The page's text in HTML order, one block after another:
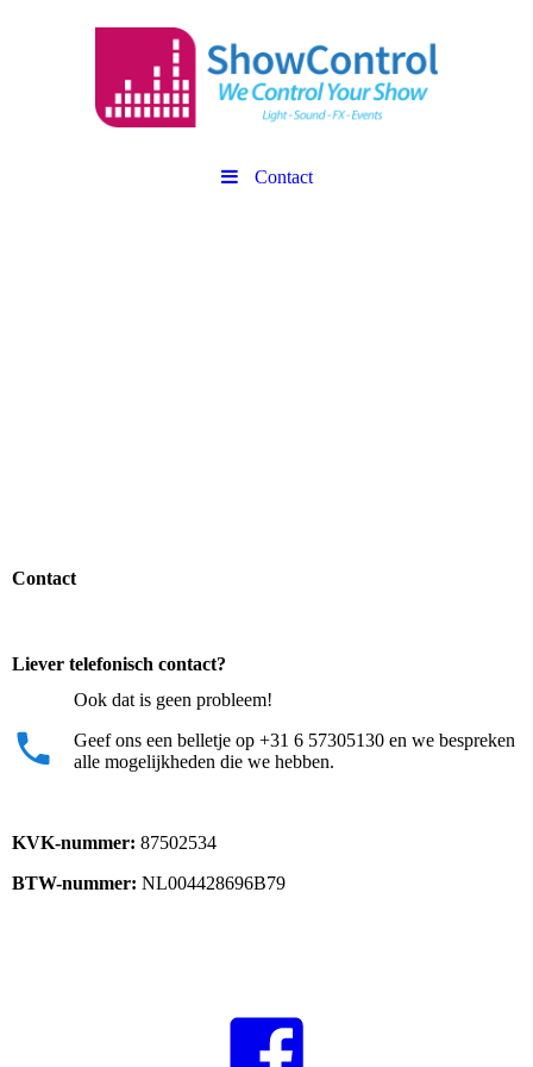
Contact
Contact
Liever telefonisch contact?
Ook dat is geen probleem!
Geef ons een belletje op +31 6 57305130 en we bespreken
alle mogelijkheden die we hebben.
KVK-nummer: 87502534
BTW-nummer: NL004428696B79